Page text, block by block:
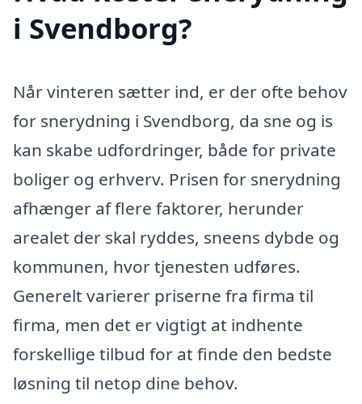
i Svendborg?
Når vinteren sætter ind, er der ofte behov
for snerydning i Svendborg, da sne og is
kan skabe udfordringer, både for private
boliger og erhverv. Prisen for snerydning
afhænger af flere faktorer, herunder
arealet der skal ryddes, sneens dybde og
kommunen, hvor tjenesten udføres.
Generelt varierer priserne fra firma til
firma, men det er vigtigt at indhente
forskellige tilbud for at finde den bedste
løsning til netop dine behov.